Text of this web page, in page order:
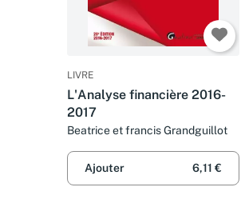
LIVRE
L'Analyse financière 2016-
2017
Beatrice et francis Grandguillot
Ajouter 6,11 €